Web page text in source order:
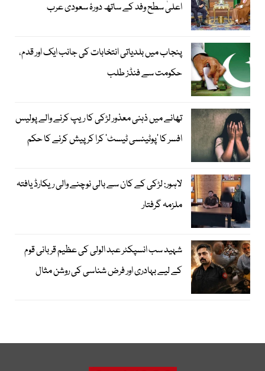
اعلیٰ سطح وفد کے ساتھ دورۂ سعودی عرب
پنجاب میں بلدیاتی انتخابات کی جانب ایک اور قدم،
حکومت سے فنڈز طلب
تھانے میں ذہنی معذور لڑکی کا ریپ کرنے والے پولیس
افسر کا ’پوٹینسی ٹیسٹ‘ کرا کر پیش کرنے کا حکم
لاہور: لڑکی کے کان سے بالی نوچنے والی ریکارڈ یافتہ
ملزمہ گرفتار
شہید سب انسپکٹر عبد الولی کی عظیم قربانی قوم
کے لیے بہادری اور فرض شناسی کی روشن مثال